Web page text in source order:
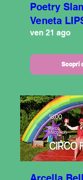
Poetry
Veneta
ven 21 ago
Scopri